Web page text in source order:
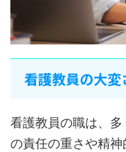
看護教員の大変
看護教員の職は、
の責任の重さや精